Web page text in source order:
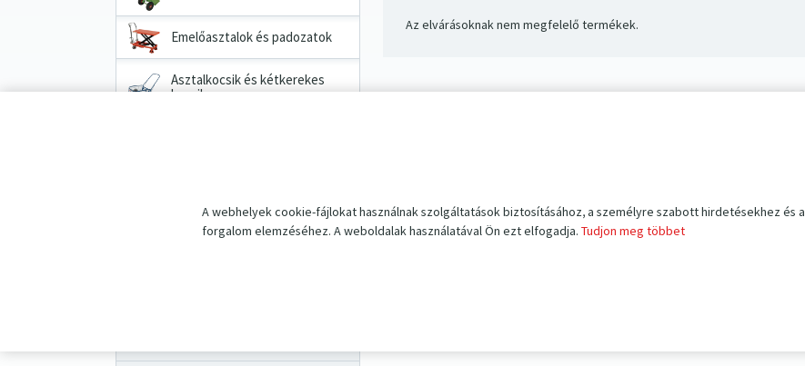
A webhelyek cookie-fájlokat használnak szolgáltatások biztosításához, a személyre szabott hirdetésekhez és a
forgalom elemzéséhez. A weboldalak használatával Ön ezt elfogadja. Tudjon meg többet
Emelőasztalok és padozatok
Asztalkocsik és kétkerekes
kocsik
Pótalkatrészek
Az elvárásoknak nem megfelelő termékek.